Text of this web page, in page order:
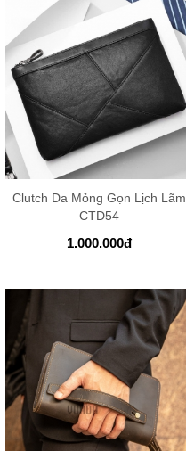
Clutch Da Mỏng Gọn Lịch Lãm
CTD54
1.000.000đ